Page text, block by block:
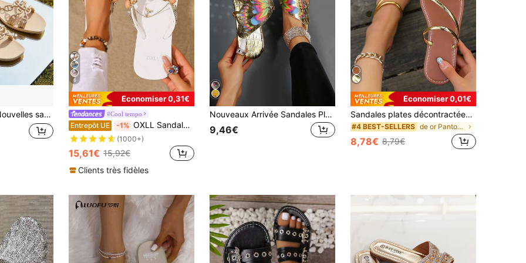
string à détail chaîne pour femme, élégantes lanières souples, chaussures pour vacances et quotidien, Chaîne d'Ancre
6
Économiser 0,31€
#Cool tempo
Entrepôt UE -1% OXLL Sandales d'été pour femmes, luxe avec décoration de strass et de verre, style bohème, semelle souple, tongs pour extérieur, plage et vacances
(1000+)
15,61€ 15,92€
Clients très fidèles
Nouveaux Arrivée Sandales Plates Roses Pour Femmes Avec Design De Broderie Papillon Fleur À La Mode Et Anneau D'orteil Pour Marche Décontractée
9,46€
Économiser 0,01€
Sandales plates décontractées pour femmes, Mules d'été pour la plage et l'extérieur
#4 BEST-SELLERS de or Pantoufles pour femmes
8,78€ 8,79€